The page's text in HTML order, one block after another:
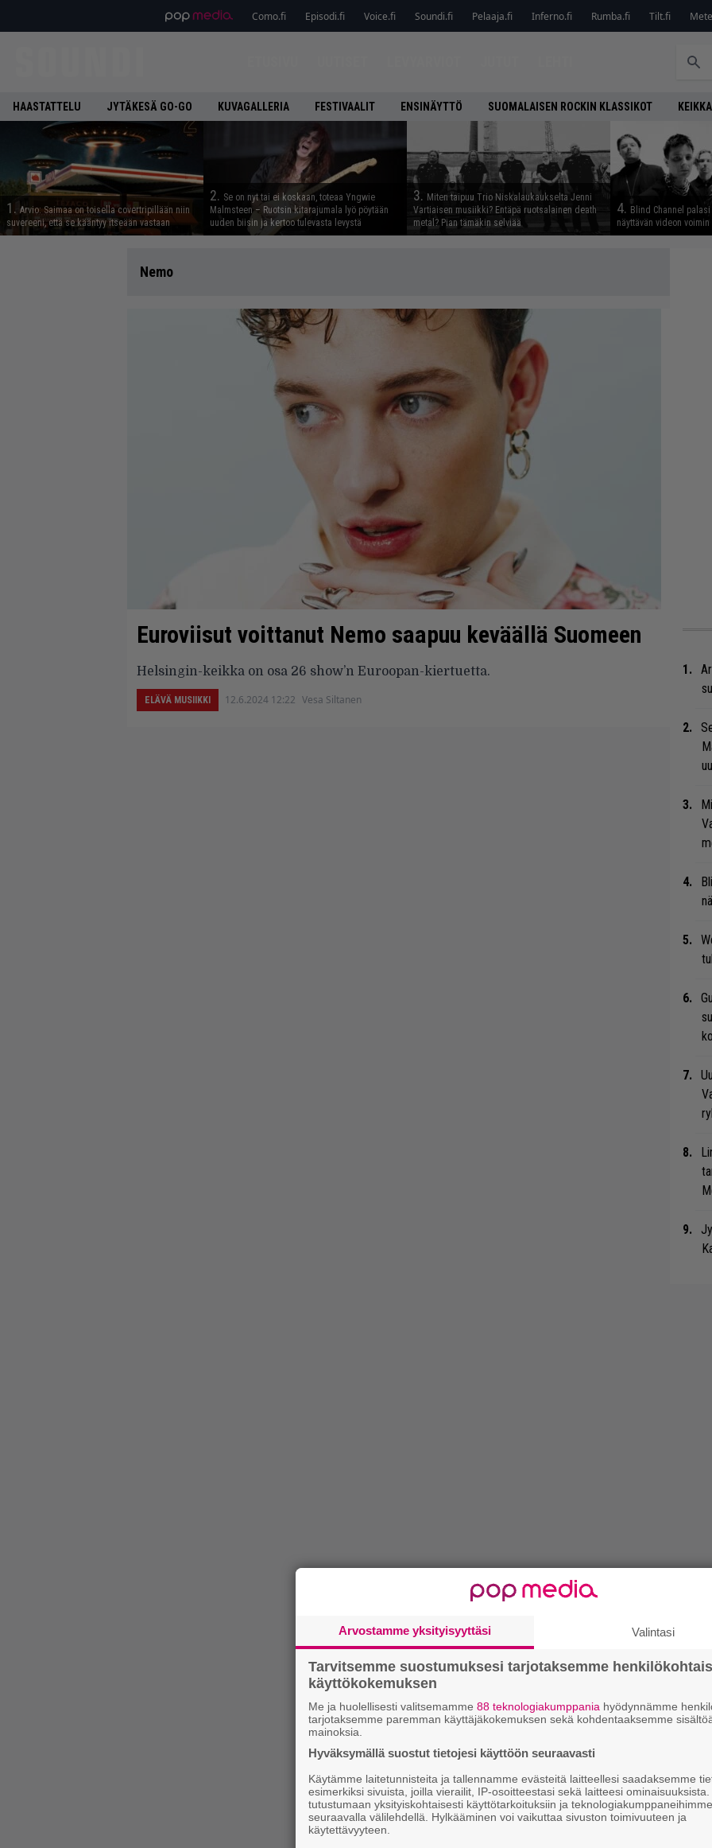
Como.fi Episodi.fi Voice.fi Soundi.fi Pelaaja.fi Inferno.fi Rumba.fi Tilt.fi
HAASTATTELU JYTÄKESÄ GO-GO KUVAGALLERIA FESTIVAALIT ENSINÄYTTÖ SUOMALAISEN ROCKIN KLASSIKOT KEIKKA
1. Arvio: Saimaa on toisella covertripillään niin
suvereeni, että se kääntyy itseään vastaan
2. Se on nyt tai ei koskaan, toteaa Yngwie
Malmsteen – Ruotsin kitarajumala lyö pöytään
uuden biisin ja kertoo tulevasta levystä
3. Miten taipuu Trio Niskalaukaukselta Jenni
Vartiaisen musiikki? Entäpä ruotsalainen death
metal? Pian tämäkin selviää
4. Blind Channel
näyttävän videon voimin
Nemo
Euroviisut voittanut Nemo saapuu keväällä Suomeen
Helsingin-keikka on osa 26 show’n Euroopan-kiertuetta.
ELÄVÄ MUSIIKKI 12.6.2024 12:22 Vesa Siltanen
Arvostamme yksityisyyttäsi Valintasi
Tarvitsemme suostumuksesi tarjotaksemme
käyttökokemuksen
Me ja huolellisesti valitsemamme 88 teknologiakumppania hyödynnämme
tarjotaksemme paremman käyttäjäkokemuksen sekä kohdentaaksemme
mainoksia.
Hyväksymällä suostut tietojesi käyttöön seuraavasti
Käytämme laitetunnisteita ja tallennamme evästeitä laitteellesi saadaksemme
esimerkiksi sivuista, joilla vierailit, IP-osoitteestasi sekä laitteesi
tutustumaan yksityiskohtaisesti käyttötarkoituksiin ja teknologiakumppaneihimme
seuraavalla välilehdellä. Hylkääminen voi vaikuttaa sivuston toimivuuteen ja
käytettävyyteen.